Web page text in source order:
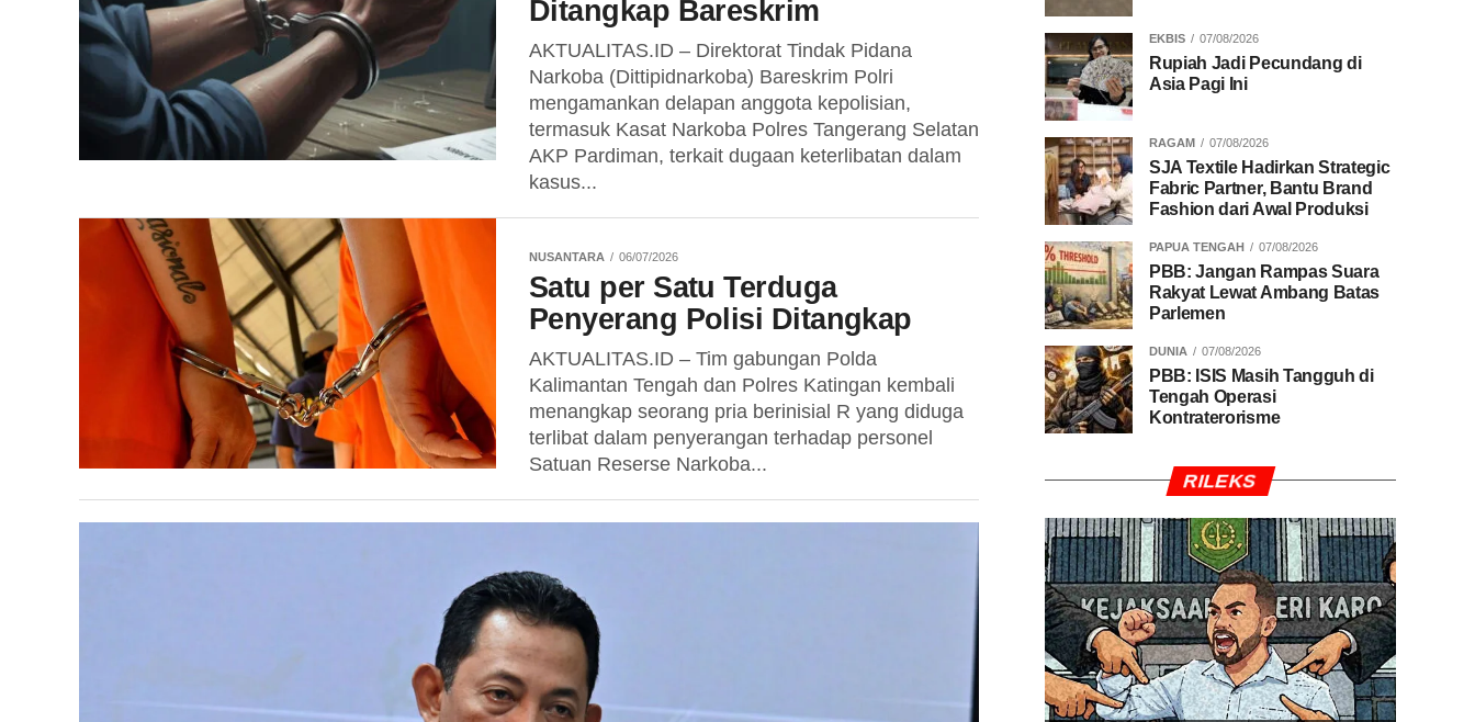
Ditangkap Bareskrim
AKTUALITAS.ID – Direktorat Tindak Pidana
Narkoba (Dittipidnarkoba) Bareskrim Polri
mengamankan delapan anggota kepolisian,
termasuk Kasat Narkoba Polres Tangerang Selatan
AKP Pardiman, terkait dugaan keterlibatan dalam
kasus...
NUSANTARA 06/07/2026
Satu per Satu Terduga
Penyerang Polisi Ditangkap
AKTUALITAS.ID – Tim gabungan Polda
Kalimantan Tengah dan Polres Katingan kembali
menangkap seorang pria berinisial R yang diduga
terlibat dalam penyerangan terhadap personel
Satuan Reserse Narkoba...
EKBIS 07/08/2026
Rupiah Jadi Pecundang di
Asia Pagi Ini
RAGAM 07/08/2026
SJA Textile Hadirkan Strategic
Fabric Partner, Bantu Brand
Fashion dari Awal Produksi
PAPUA TENGAH 07/08/2026
PBB: Jangan Rampas Suara
Rakyat Lewat Ambang Batas
Parlemen
DUNIA 07/08/2026
PBB: ISIS Masih Tangguh di
Tengah Operasi
Kontraterorisme
RILEKS